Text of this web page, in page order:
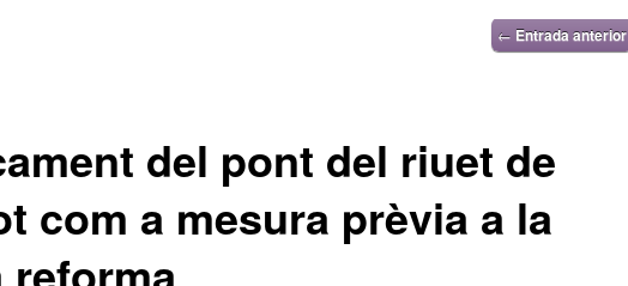
← Entrada anterior
del pont del riuet de
com a mesura prèvia a la
reforma